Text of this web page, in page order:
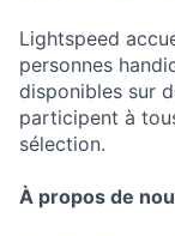
Lightspeed
personnes
disponibles sur
participent à
sélection.
À propos de